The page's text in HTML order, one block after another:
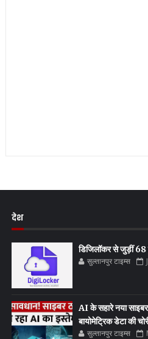
देश
डिजिलॉकर से जुड़ीं 68
सुल्तानपुर टाइम्स
AI के सहारे नया साइबर
बायोमेट्रिक डेटा की
सुल्तानपुर टाइम्स